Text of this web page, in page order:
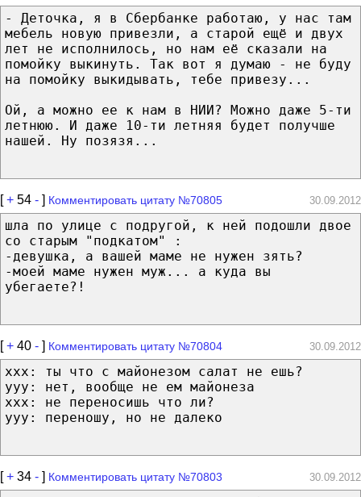
- Деточка, я в Сбербанке работаю, у нас там
мебель новую привезли, а старой ещё и двух
лет не исполнилось, но нам её сказали на
помойку выкинуть. Так вот я думаю - не буду
на помойку выкидывать, тебе привезу...
Ой, а можно ее к нам в НИИ? Можно даже 5-ти
летнюю. И даже 10-ти летняя будет получше
нашей. Ну позязя...
[+ 54 - ] Комментировать цитату №70805 30.09.2012
шла по улице с подругой, к ней подошли двое
со старым "подкатом" :
-девушка, а вашей маме не нужен зять?
-моей маме нужен муж... а куда вы
убегаете?!
[+ 40 - ] Комментировать цитату №70804 30.09.2012
ххх: ты что с майонезом салат не ешь?
ууу: нет, вообще не ем майонеза
ххх: не переносишь что ли?
ууу: переношу, но не далеко
[+ 34 - ] Комментировать цитату №70803 30.09.2012